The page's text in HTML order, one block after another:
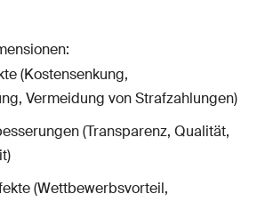
(Kostensenkung,
Vermeidung von Strafzahlungen)
(Transparenz, Qualität,
(Wettbewerbsvorteil,